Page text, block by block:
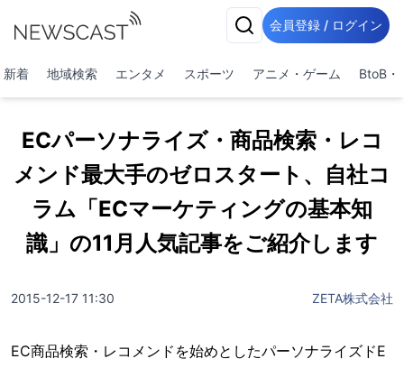
会員登録 / ログイン
新着 地域検索 エンタメ スポーツ アニメ・ゲーム BtoB・
ECパーソナライズ・商品検索・レコ
メンド最大手のゼロスタート、自社コ
ラム「ECマーケティングの基本知
識」の11月人気記事をご紹介します
2015-12-17 11:30 ZETA株式会社
EC商品検索・レコメンドを始めとしたパーソナライズドE